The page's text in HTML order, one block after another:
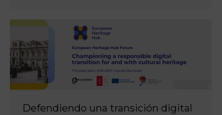
Defendiendo una transición digital